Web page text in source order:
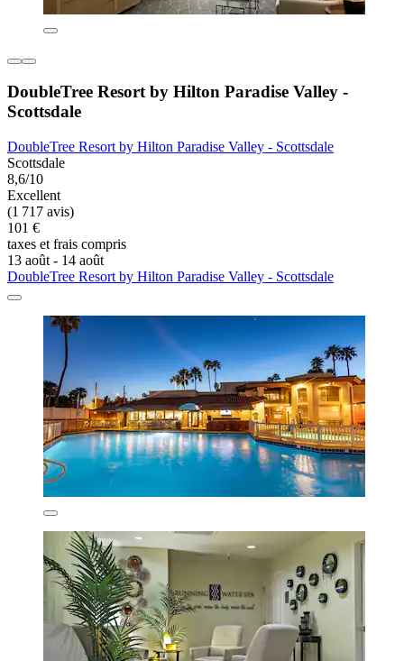
DoubleTree Resort by Hilton Paradise Valley -
Scottsdale
DoubleTree Resort by Hilton Paradise Valley - Scottsdale
Scottsdale
8,6/10
Excellent
(1 717 avis)
101 €
taxes et frais compris
13 août - 14 août
DoubleTree Resort by Hilton Paradise Valley - Scottsdale